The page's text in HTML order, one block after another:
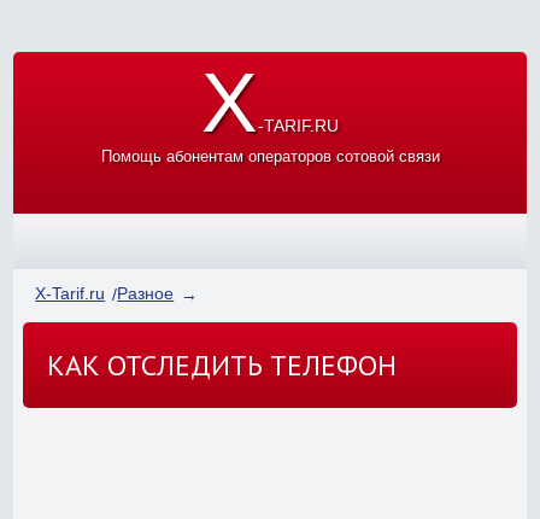
X-TARIF.RU
Помощь абонентам операторов сотовой связи
X-Tarif.ru Разное
КАК ОТСЛЕДИТЬ ТЕЛЕФОН